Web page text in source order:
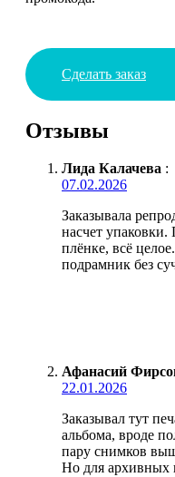
Сделать заказ
Отзывы
Лида Калачева :
07.02.2026
Заказывала
насчет упаковки.
плёнке, всё
подрамник без
Афанасий
22.01.2026
Заказывал тут
альбома, вроде
пару снимков
Но для архивных